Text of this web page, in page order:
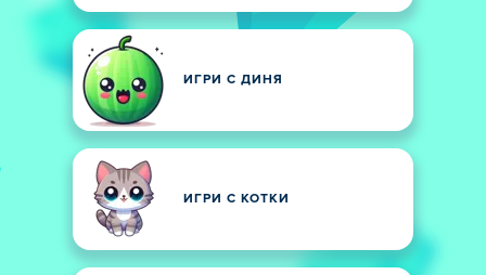
ИГРИ С ДИНЯ
ИГРИ С КОТКИ